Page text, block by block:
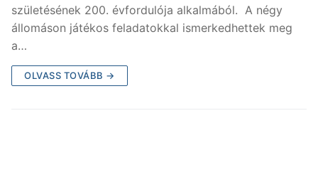
születésének 200. évfordulója alkalmából. A négy
állomáson játékos feladatokkal ismerkedhettek meg
a…
OLVASS TOVÁBB →